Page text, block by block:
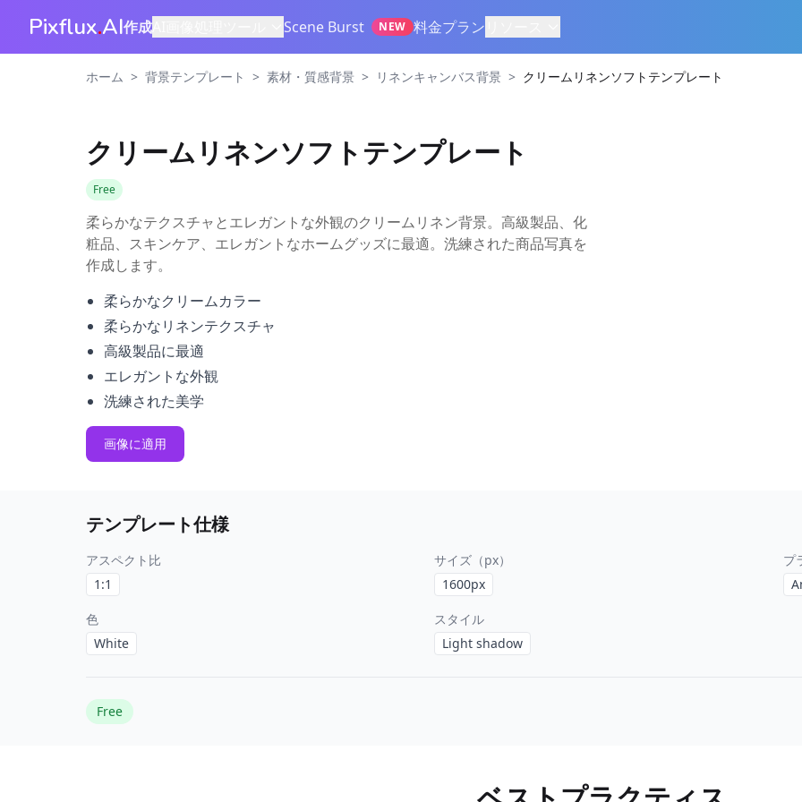
Pixflux.AI作成 Scene Burst NEW 料金プラン
ホーム > 背景テンプレート > 素材・質感背景 > リネンキャンバス背景 > クリームリネンソフトテンプレート
クリームリネンソフトテンプレート
Free
柔らかなテクスチャとエレガントな外観のクリームリネン背景。高級製品、化
粧品、スキンケア、エレガントなホームグッズに最適。洗練された商品写真を
作成します。
柔らかなクリームカラー
柔らかなリネンテクスチャ
高級製品に最適
エレガントな外観
洗練された美学
画像に適用
テンプレート仕様
アスペクト比
1:1
サイズ（px）
1600px
プ
色
White
スタイル
Light shadow
Free